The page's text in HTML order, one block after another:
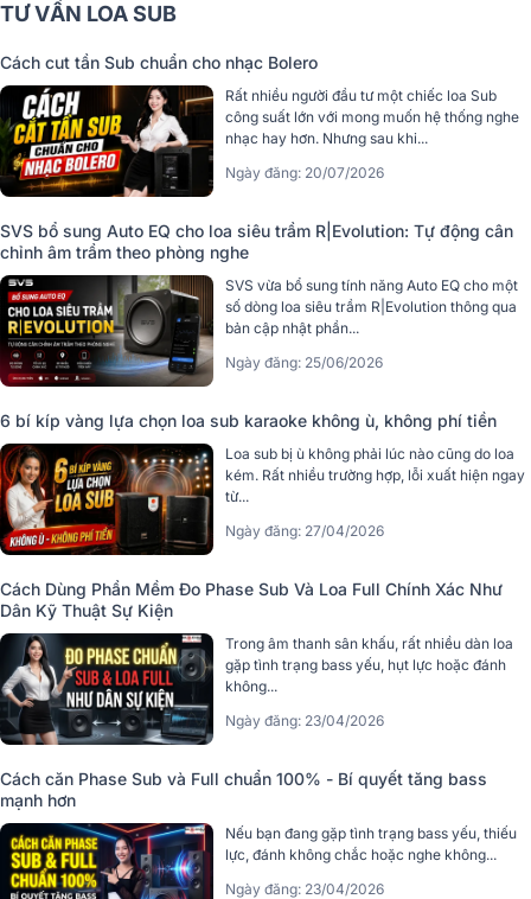
TƯ VẤN LOA SUB
Cách cut tần Sub chuẩn cho nhạc Bolero
Rất nhiều người đầu tư một chiếc loa Sub
công suất lớn với mong muốn hệ thống nghe
nhạc hay hơn. Nhưng sau khi...
Ngày đăng: 20/07/2026
SVS bổ sung Auto EQ cho loa siêu trầm R|Evolution: Tự động cân
chỉnh âm trầm theo phòng nghe
SVS vừa bổ sung tính năng Auto EQ cho một
số dòng loa siêu trầm R|Evolution thông qua
bản cập nhật phần...
Ngày đăng: 25/06/2026
6 bí kíp vàng lựa chọn loa sub karaoke không ù, không phí tiền
Loa sub bị ù không phải lúc nào cũng do loa
kém. Rất nhiều trường hợp, lỗi xuất hiện ngay
từ...
Ngày đăng: 27/04/2026
Cách Dùng Phần Mềm Đo Phase Sub Và Loa Full Chính Xác Như
Dân Kỹ Thuật Sự Kiện
Trong âm thanh sân khấu, rất nhiều dàn loa
gặp tình trạng bass yếu, hụt lực hoặc đánh
không...
Ngày đăng: 23/04/2026
Cách căn Phase Sub và Full chuẩn 100% - Bí quyết tăng bass
mạnh hơn
Nếu bạn đang gặp tình trạng bass yếu, thiếu
lực, đánh không chắc hoặc nghe không...
Ngày đăng: 23/04/2026